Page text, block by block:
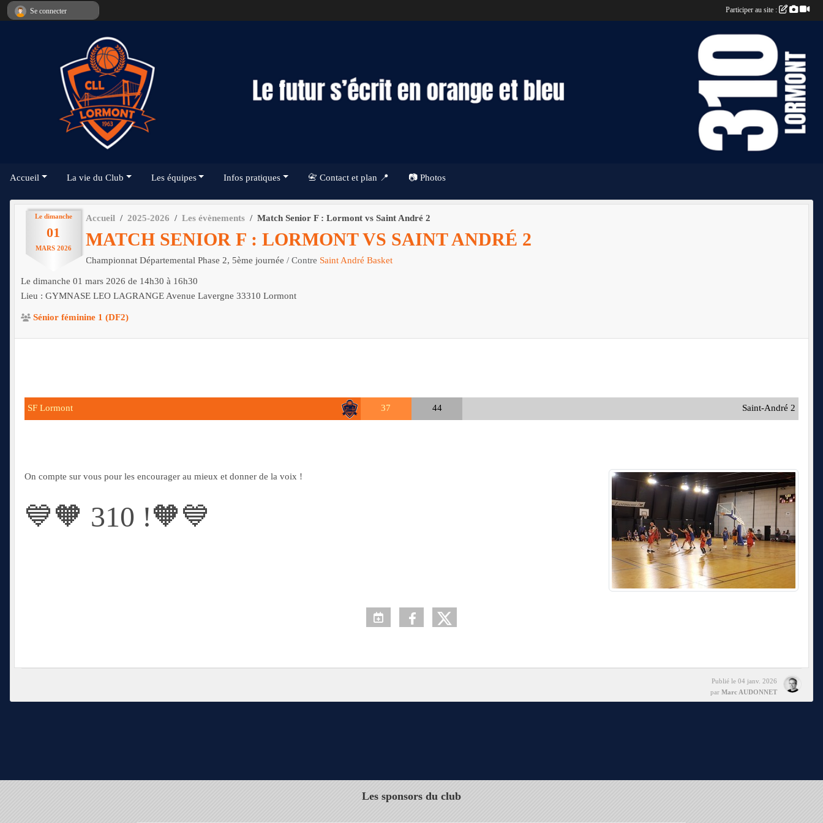
Accueil La vie du Club Les équipes Infos pratiques 📇 Contact et plan 📍 📷 Photos
Le dimanche
01
MARS 2026
Accueil 2025-2026 Les évènements Match Senior F : Lormont vs Saint André 2
MATCH SENIOR F : LORMONT VS SAINT ANDRÉ 2
Championnat Départemental Phase 2, 5ème journée / Contre Saint André Basket
Le dimanche 01 mars 2026 de 14h30 à 16h30
Lieu : GYMNASE LEO LAGRANGE Avenue Lavergne 33310 Lormont
Sénior féminine 1 (DF2)
SF Lormont 37 44 Saint-André 2
On compte sur vous pour les encourager au mieux et donner de la voix !
💙🧡 310 !🧡💙
Publié le 04 janv. 2026
par Marc AUDONNET
Les sponsors du club
Se connecter Participer au site :
Panneau de gestion des cookies